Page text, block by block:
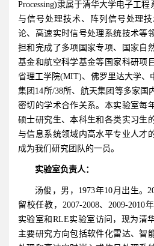
Processing)隶属于清华大学电子工
与信号处理技术、阵列信号处理
论、高速实时信号处理系统技术等
担和完成了多项国家专项、国家自
基金和航空科学基金等国家科研项
省理工学院(MIT)、佛罗里达大学、
集团14所/38所、航天集团等多家国
密切的学术合作关系。本实验室每
硕士研究生、本科生和各类实习生
与信息系统领域内高水平专业人才
成为我们研究团队的一员。
实验室负责人：
汤俊，男，1973年10月出生。
留校任教，2007-2008、2009-2010
实验室和RLE实验室访问，现为清
主要研究方向包括软件化雷达、智